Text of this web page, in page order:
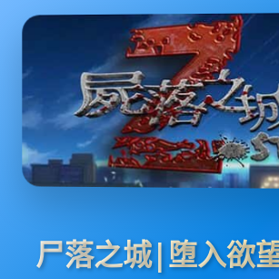
尸落之城|堕入欲